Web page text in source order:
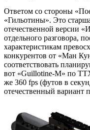
Ответом со стороны
«Гильотины». Это
отечественной версии
отдельного разговора,
характеристикам
конкурентов от «Ман
соответствовать
вот «Guillotine-M» по
же 360 fps (футов в
отечественный вариант